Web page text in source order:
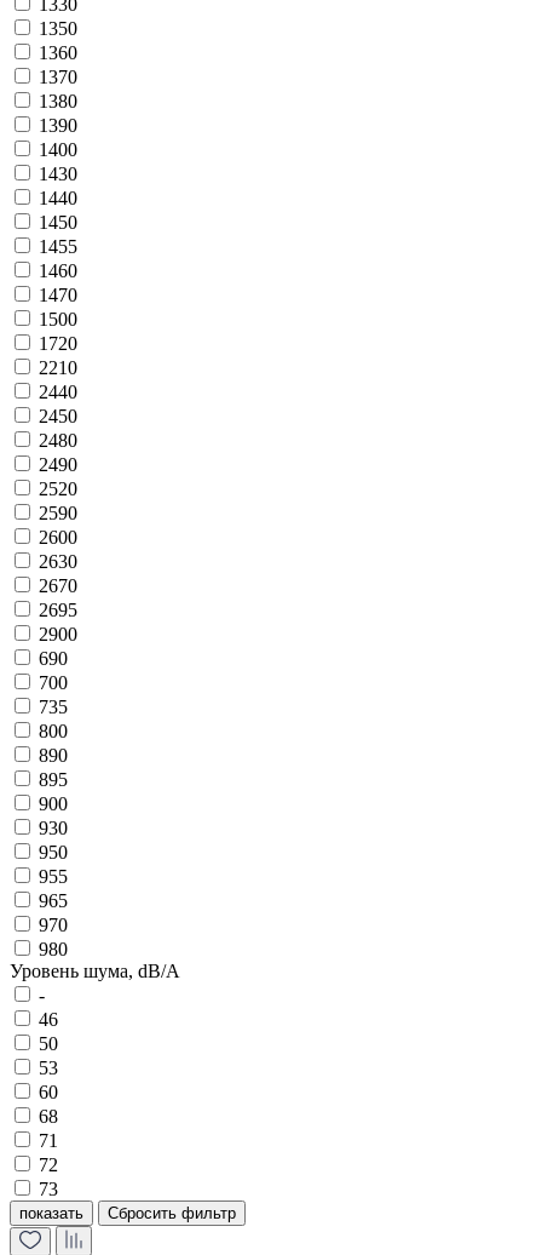
1350
1360
1370
1380
1390
1400
1430
1440
1450
1455
1460
1470
1500
1720
2210
2440
2450
2480
2490
2520
2590
2600
2630
2670
2695
2900
690
700
735
800
890
895
900
930
950
955
965
970
980
Уровень шума, dB/A
-
46
50
53
60
68
71
72
73
показать